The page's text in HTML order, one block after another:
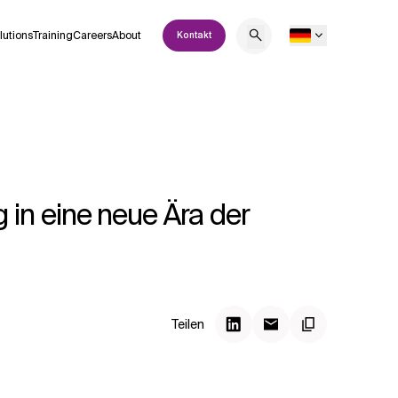
TrainingCareersAbout Kontakt
eine neue Ära der
Teilen